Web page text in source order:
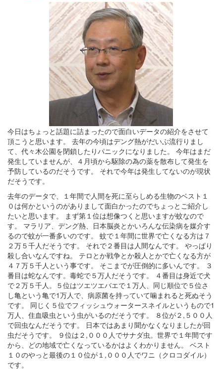
今日はちょっと話題に詰まったので面白いデータの紹介をさせて
頂こうと思います。 去年の今頃はデング熱がだいぶ流行りまし
て、代々木公園を閉鎖したりパニックになりました。 今年はまだ
発生していませんが、４月頃から駆除の為の薬を散布して発生を
予防しているのだそうです。 それで今年は発生してないのが現状
だそうです。
去年のデータで、１年間で人間を死に至らしめる生物のベスト１
０は何かというのがありまして面白かったのでちょっとご紹介し
たいと思います。 まず第１位は想像つくと思いますが蚊なので
す。 マラリア、デング熱、日本脳炎とかいろんな伝染病を媒介す
るので蚊が一番多いのです。 蚊で１年間に世界で亡くなる方は７
２万５千人だそうです。 それで２番目は人間なんです。 やっぱり
殺し合いなんですね。 テロとか戦争とか殺人とかで亡くなる方が
４７万５千人という事です。 そこまでが圧倒的に多いんです。 ３
番目は蛇なんです。毒蛇で５万人だそうです。 ４番目は身近で犬
で２万５千人。５位はツエツエバエで１万人、同じ順位で５位さ
し亀という亀で1万人で、病原菌を持っていて噛まれると死ぬそう
です。 同じく５位でフィッシュウォータースネイルというもので1
万人、住血吸虫という虫がいるのだそうです。 ８位が２,５００人
で回虫なんだそうです。 日本ではあまり聞かなくなりましたが回
虫だそうです。 ９位は２,０００人でサナダ虫。世界で１年間です
から、どの地域で亡くなっているかはよくわかりません。 ベスト
１０のやっと最後の１０位が１,０００人でワニ（クロコダイル）
です。